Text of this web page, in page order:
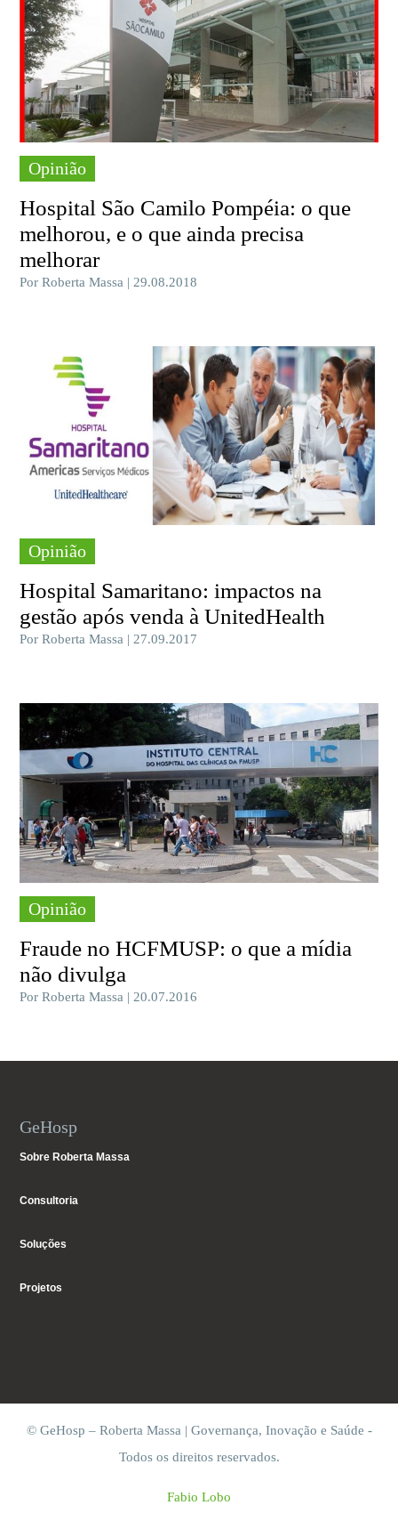
Opinião
Hospital São Camilo Pompéia: o que
melhorou, e o que ainda precisa
melhorar
Por Roberta Massa | 29.08.2018
Opinião
Hospital Samaritano: impactos na
gestão após venda à UnitedHealth
Por Roberta Massa | 27.09.2017
Opinião
Fraude no HCFMUSP: o que a mídia
não divulga
Por Roberta Massa | 20.07.2016
GeHosp
Sobre Roberta Massa
Consultoria
Soluções
Projetos
© GeHosp – Roberta Massa | Governança, Inovação e Saúde -
Todos os direitos reservados.
Fabio Lobo